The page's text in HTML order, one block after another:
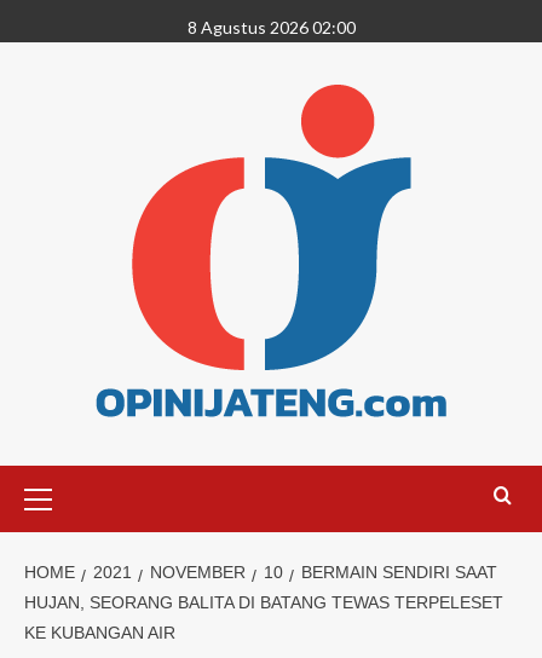
8 Agustus 2026 02:00
HOME 2021 NOVEMBER 10
BERMAIN SENDIRI SAAT
HUJAN, SEORANG BALITA DI BATANG TEWAS TERPELESET
KE KUBANGAN AIR